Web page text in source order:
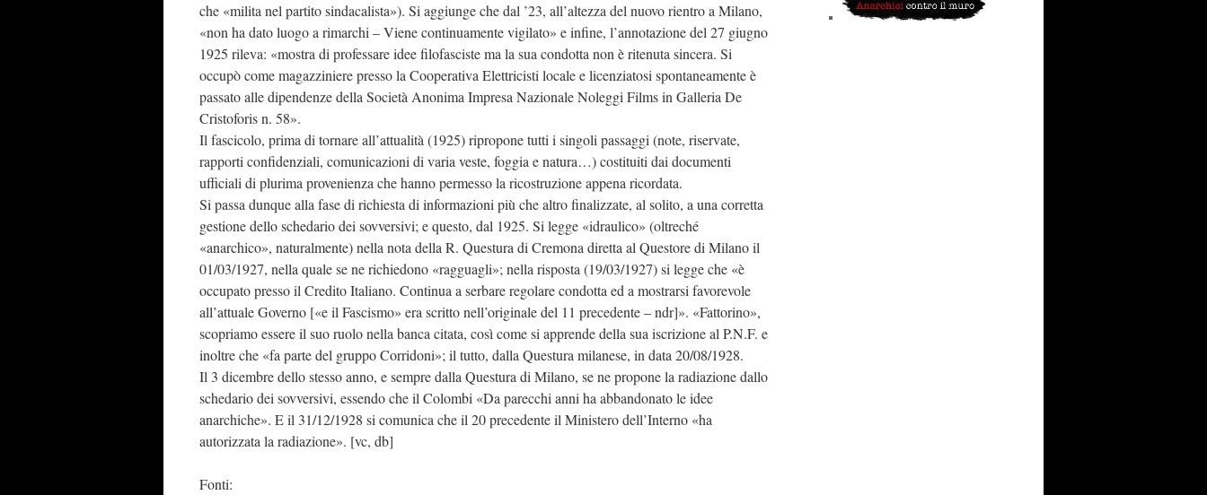
che «milita nel partito sindacalista»). Si aggiunge che dal ’23, all’altezza del nuovo rientro a Milano,
«non ha dato luogo a rimarchi – Viene continuamente vigilato» e infine, l’annotazione del 27 giugno
1925 rileva: «mostra di professare idee filofasciste ma la sua condotta non è ritenuta sincera. Si
occupò come magazziniere presso la Cooperativa Elettricisti locale e licenziatosi spontaneamente è
passato alle dipendenze della Società Anonima Impresa Nazionale Noleggi Films in Galleria De
Cristoforis n. 58».
Il fascicolo, prima di tornare all’attualità (1925) ripropone tutti i singoli passaggi (note, riservate,
rapporti confidenziali, comunicazioni di varia veste, foggia e natura…) costituiti dai documenti
ufficiali di plurima provenienza che hanno permesso la ricostruzione appena ricordata.
Si passa dunque alla fase di richiesta di informazioni più che altro finalizzate, al solito, a una corretta
gestione dello schedario dei sovversivi; e questo, dal 1925. Si legge «idraulico» (oltreché
«anarchico», naturalmente) nella nota della R. Questura di Cremona diretta al Questore di Milano il
01/03/1927, nella quale se ne richiedono «ragguagli»; nella risposta (19/03/1927) si legge che «è
occupato presso il Credito Italiano. Continua a serbare regolare condotta ed a mostrarsi favorevole
all’attuale Governo [«e il Fascismo» era scritto nell’originale del 11 precedente – ndr]». «Fattorino»,
scopriamo essere il suo ruolo nella banca citata, così come si apprende della sua iscrizione al P.N.F. e
inoltre che «fa parte del gruppo Corridoni»; il tutto, dalla Questura milanese, in data 20/08/1928.
Il 3 dicembre dello stesso anno, e sempre dalla Questura di Milano, se ne propone la radiazione dallo
schedario dei sovversivi, essendo che il Colombi «Da parecchi anni ha abbandonato le idee
anarchiche». E il 31/12/1928 si comunica che il 20 precedente il Ministero dell’Interno «ha
autorizzata la radiazione». [vc, db]
Fonti: